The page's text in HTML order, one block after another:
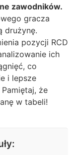
zawodników.
gracza
drużynę.
pozycji RCD
ich
co
i lepsze
że
w tabeli!